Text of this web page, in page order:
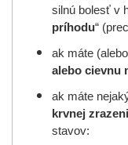
silnú bolesť v
príhodu“
ak máte
alebo cievnu
ak máte
krvnej
stavov: